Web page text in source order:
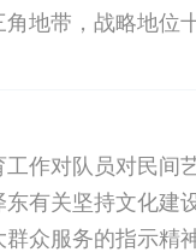
角地带，战略地位
伪、顽夹击中，斗
工作对队员对民间
有关坚持文化建
群众服务的指示精